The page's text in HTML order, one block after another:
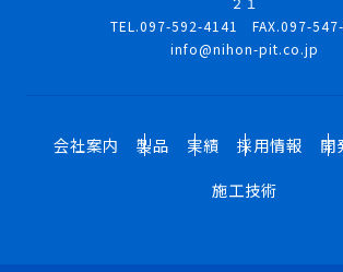
TEL.097-592-4141 FAX.097-
info@nihon-pit.co.jp
会社案内 製品 実績 採用情報 開
施工技術